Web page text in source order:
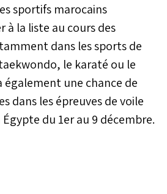
sportifs marocains
à la liste au cours des
dans les sports de
le karaté ou le
également une chance de
dans les épreuves de voile
du 1er au 9 décembre.